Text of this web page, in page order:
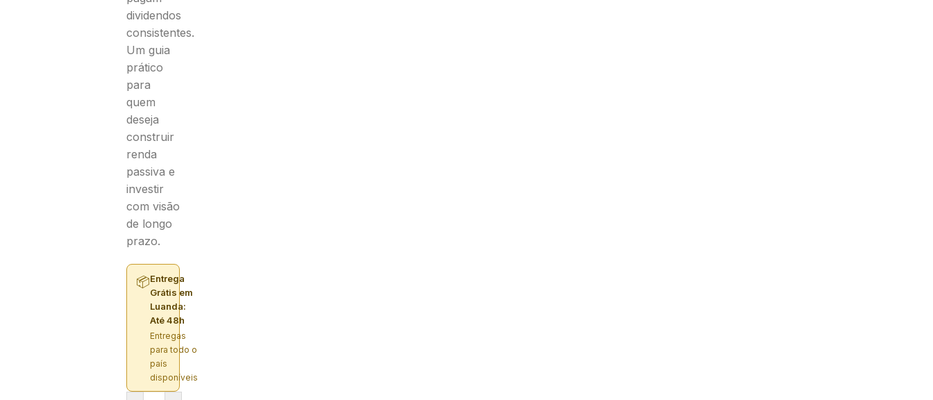
dividendos
consistentes.
Um guia
prático
para
quem
deseja
construir
renda
passiva e
investir
com visão
de longo
prazo.
📦Entrega
Grátis em
Luanda:
Até 48h
Entregas
para todo o
país
disponíveis